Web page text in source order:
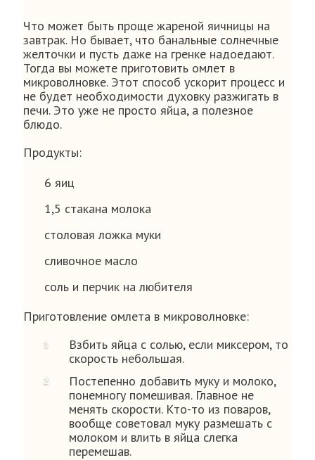
Что может быть проще жареной яичницы на
завтрак. Но бывает, что банальные солнечные
желточки и пусть даже на гренке надоедают.
Тогда вы можете приготовить омлет в
микроволновке. Этот способ ускорит процесс и
не будет необходимости духовку разжигать в
печи. Это уже не просто яйца, а полезное
блюдо.
Продукты:
6 яиц
1,5 стакана молока
столовая ложка муки
сливочное масло
соль и перчик на любителя
Приготовление омлета в микроволновке:
Взбить яйца с солью, если миксером, то
скорость небольшая.
Постепенно добавить муку и молоко,
понемногу помешивая. Главное не
менять скорости. Кто-то из поваров,
вообще советовал муку размешать с
молоком и влить в яйца слегка
перемешав.